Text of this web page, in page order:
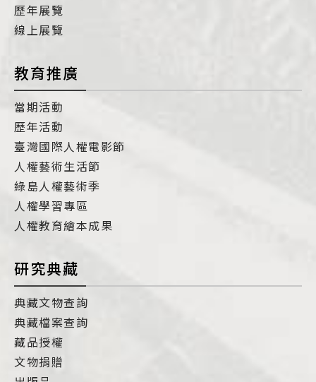
歷年展覽
線上展覽
教育推廣
當期活動
歷年活動
臺灣國際人權電影節
人權藝術生活節
綠島人權藝術季
人權學習專區
人權教育繪本成果
研究典藏
典藏文物查詢
典藏檔案查詢
藏品授權
文物捐贈